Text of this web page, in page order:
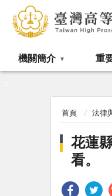
機關簡介 重
首頁 法律
花蓮
看。